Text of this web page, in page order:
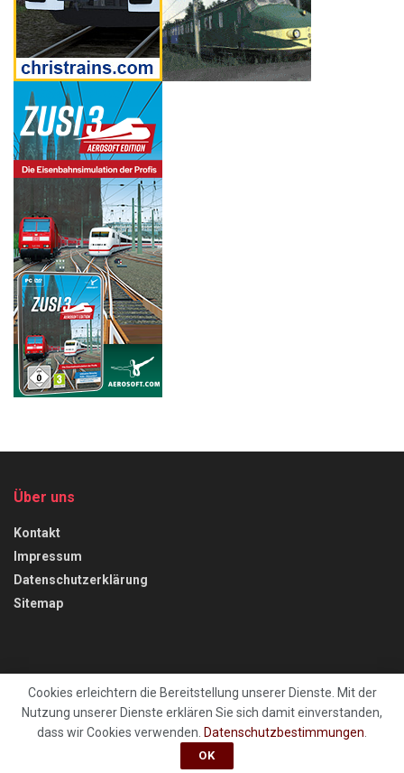
Über uns
Kontakt
Impressum
Datenschutzerklärung
Sitemap
Kontakt Impressum Datenschutzerklärung
Cookies erleichtern die Bereitstellung unserer Dienste. Mit der
Nutzung unserer Dienste erklären Sie sich damit einverstanden,
dass wir Cookies verwenden. Datenschutzbestimmungen
OK